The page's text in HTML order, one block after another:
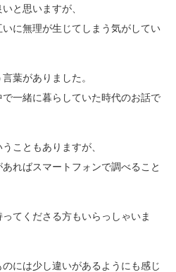
と思いますが、
に無理が生じてしまう気がしてい
葉がありました。
一緒に暮らしていた時代のお話で
こともありますが、
ればスマートフォンで調べること
てくださる方もいらっしゃいま
には少し違いがあるようにも感じ